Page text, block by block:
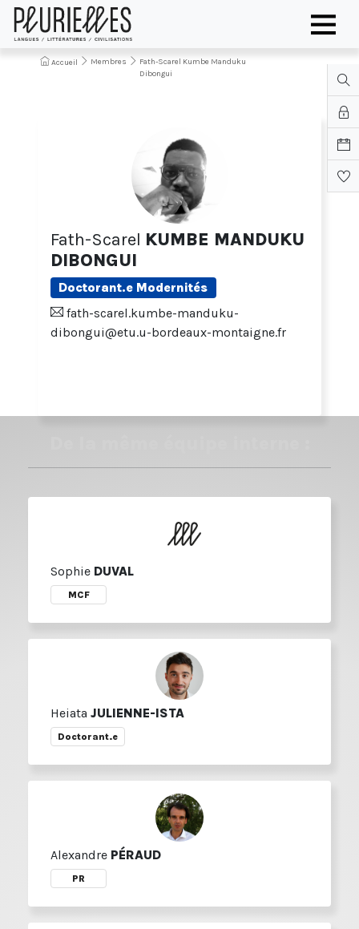
Accueil Membres
Fath-Scarel Kumbe Manduku
Dibongui
Fath-Scarel KUMBE MANDUKU
DIBONGUI
Doctorant.e Modernités
fath-scarel.kumbe-manduku-
dibongui@etu.u-bordeaux-montaigne.fr
Sophie DUVAL
MCF
Heiata JULIENNE-ISTA
Doctorant.e
Alexandre PÉRAUD
PR